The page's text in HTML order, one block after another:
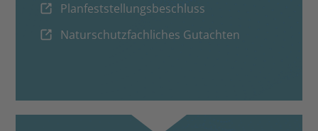
Planfeststellungsbeschluss
Naturschutzfachliches Gutachten